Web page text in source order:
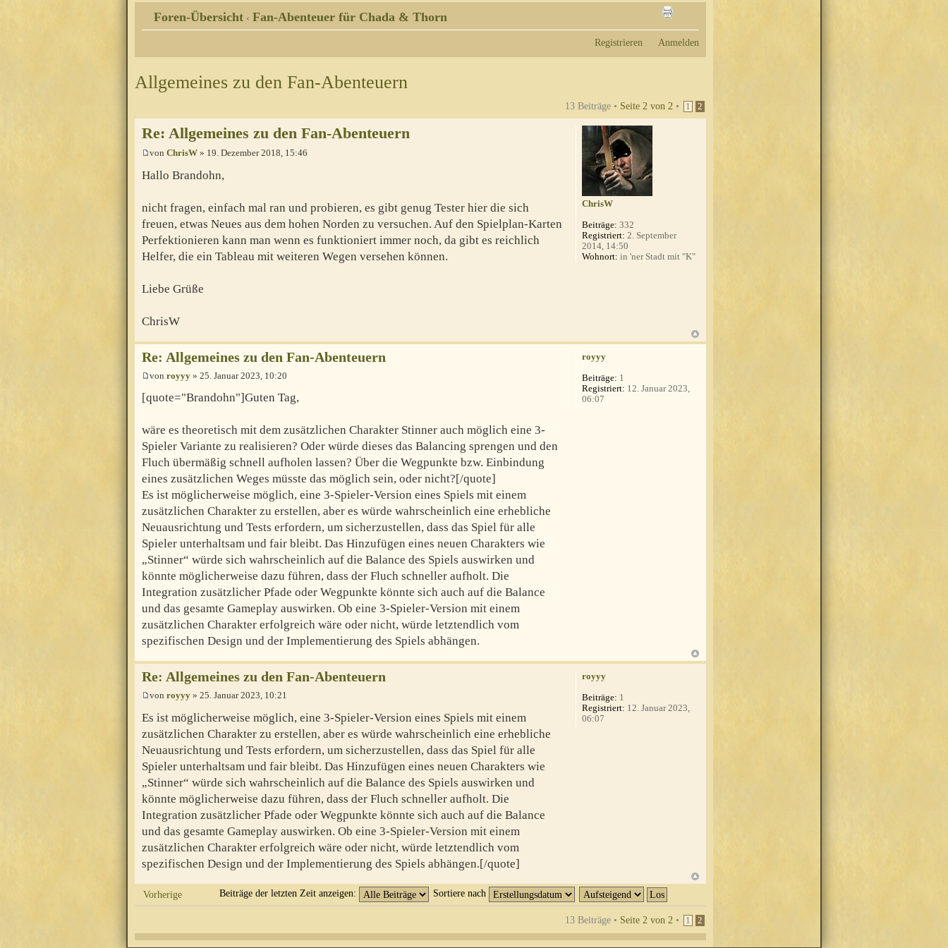
Foren-Übersicht ‹ Fan-Abenteuer für Chada & Thorn
Registrieren Anmelden
Allgemeines zu den Fan-Abenteuern
13 Beiträge • Seite 2 von 2 • 1 2
Re: Allgemeines zu den Fan-Abenteuern
von ChrisW » 19. Dezember 2018, 15:46
Hallo Brandohn,
nicht fragen, einfach mal ran und probieren, es gibt genug Tester hier die sich
freuen, etwas Neues aus dem hohen Norden zu versuchen. Auf den Spielplan-Karten
Perfektionieren kann man wenn es funktioniert immer noch, da gibt es reichlich
Helfer, die ein Tableau mit weiteren Wegen versehen können.
Liebe Grüße
ChrisW
ChrisW
Beiträge: 332
Registriert: 2. September
2014, 14:50
Wohnort: in 'ner Stadt mit "K"
Re: Allgemeines zu den Fan-Abenteuern
von royyy » 25. Januar 2023, 10:20
[quote="Brandohn"]Guten Tag,
wäre es theoretisch mit dem zusätzlichen Charakter Stinner auch möglich eine 3-
Spieler Variante zu realisieren? Oder würde dieses das Balancing sprengen und den
Fluch übermäßig schnell aufholen lassen? Über die Wegpunkte bzw. Einbindung
eines zusätzlichen Weges müsste das möglich sein, oder nicht?[/quote]
Es ist möglicherweise möglich, eine 3-Spieler-Version eines Spiels mit einem
zusätzlichen Charakter zu erstellen, aber es würde wahrscheinlich eine erhebliche
Neuausrichtung und Tests erfordern, um sicherzustellen, dass das Spiel für alle
Spieler unterhaltsam und fair bleibt. Das Hinzufügen eines neuen Charakters wie
„Stinner“ würde sich wahrscheinlich auf die Balance des Spiels auswirken und
könnte möglicherweise dazu führen, dass der Fluch schneller aufholt. Die
Integration zusätzlicher Pfade oder Wegpunkte könnte sich auch auf die Balance
und das gesamte Gameplay auswirken. Ob eine 3-Spieler-Version mit einem
zusätzlichen Charakter erfolgreich wäre oder nicht, würde letztendlich vom
spezifischen Design und der Implementierung des Spiels abhängen.
royyy
Beiträge: 1
Registriert: 12. Januar 2023,
06:07
Re: Allgemeines zu den Fan-Abenteuern
von royyy » 25. Januar 2023, 10:21
Es ist möglicherweise möglich, eine 3-Spieler-Version eines Spiels mit einem
zusätzlichen Charakter zu erstellen, aber es würde wahrscheinlich eine erhebliche
Neuausrichtung und Tests erfordern, um sicherzustellen, dass das Spiel für alle
Spieler unterhaltsam und fair bleibt. Das Hinzufügen eines neuen Charakters wie
„Stinner“ würde sich wahrscheinlich auf die Balance des Spiels auswirken und
könnte möglicherweise dazu führen, dass der Fluch schneller aufholt. Die
Integration zusätzlicher Pfade oder Wegpunkte könnte sich auch auf die Balance
und das gesamte Gameplay auswirken. Ob eine 3-Spieler-Version mit einem
zusätzlichen Charakter erfolgreich wäre oder nicht, würde letztendlich vom
spezifischen Design und der Implementierung des Spiels abhängen.[/quote]
royyy
Beiträge: 1
Registriert: 12. Januar 2023,
06:07
Vorherige Beiträge der letzten Zeit anzeigen: Sortiere nach
13 Beiträge • Seite 2 von 2 • 1 2